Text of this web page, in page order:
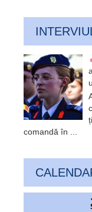
comandă în ...